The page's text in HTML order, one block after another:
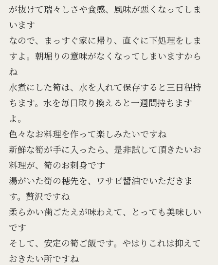
が抜けて瑞々しさや食感、風味が悪くなってしま
います
なので、まっすぐ家に帰り、直ぐに下処理をしま
すよ。朝堀りの意味がなくなってしまいますから
ね
水煮にした筍は、水を入れて保存すると三日程持
ちます。水を毎日取り換えると一週間持ちます
よ。
色々なお料理を作って楽しみたいですね
新鮮な筍が手に入ったら、是非試して頂きたいお
料理が、筍のお刺身です
湯がいた筍の穂先を、ワサビ醬油でいただきま
す。贅沢ですね
柔らかい歯ごたえが味わえて、とっても美味しい
です
そして、安定の筍ご飯です。やはりこれは抑えて
おきたい所ですね